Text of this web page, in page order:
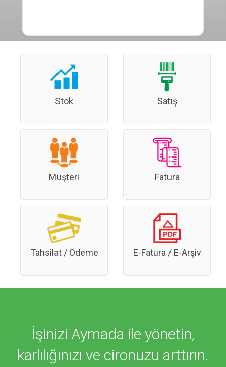
Stok Satış
Müşteri Fatura
Tahsilat / Ödeme E-Fatura / E-Arşiv
İşinizi Aymada ile yönetin,
karlılığınızı ve cironuzu arttırın.